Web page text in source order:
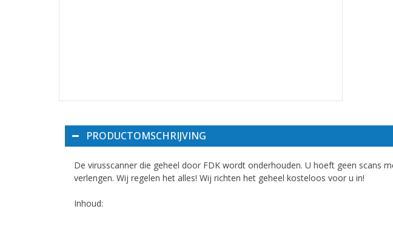
PRODUCTOMSCHRIJVING
De virusscanner die geheel door FDK wordt onderhouden. U hoeft geen scans
verlengen. Wij regelen het alles! Wij richten het geheel kosteloos voor u in!
Inhoud: